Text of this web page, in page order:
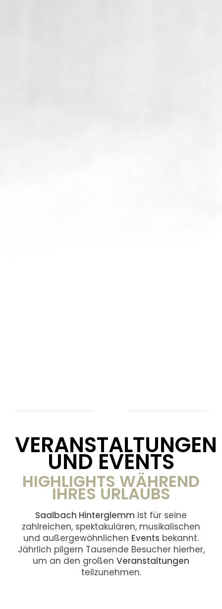
VERANSTALTUNGEN
UND EVENTS
HIGHLIGHTS WÄHREND
IHRES URLAUBS
Saalbach Hinterglemm ist für seine
zahlreichen, spektakulären, musikalischen
und außergewöhnlichen Events bekannt.
Jährlich pilgern Tausende Besucher hierher,
um an den großen Veranstaltungen
teilzunehmen.